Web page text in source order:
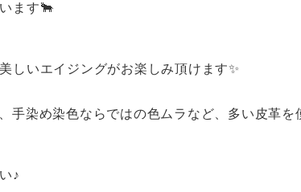
ます🐂
しいエイジングがお楽しみ頂けます✨
染め染色ならではの色ムラなど、多い皮革を
♪